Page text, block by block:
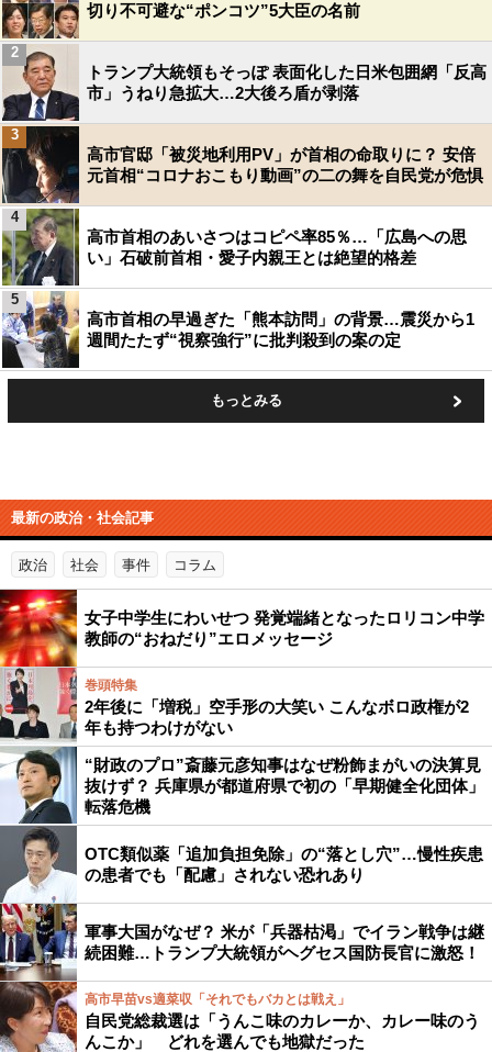
切り不可避な“ポンコツ”5大臣の名前
トランプ大統領もそっぽ 表面化した日米包囲網「反高
市」うねり急拡大…2大後ろ盾が剥落
2
高市官邸「被災地利用PV」が首相の命取りに？ 安倍
元首相“コロナおこもり動画”の二の舞を自民党が危惧
3
高市首相のあいさつはコピペ率85％…「広島への思
い」石破前首相・愛子内親王とは絶望的格差
4
高市首相の早過ぎた「熊本訪問」の背景…震災から1
週間たたず“視察強行”に批判殺到の案の定
5
もっとみる
最新の政治・社会記事
政治 社会 事件 コラム
女子中学生にわいせつ 発覚端緒となったロリコン中学
教師の“おねだり”エロメッセージ
巻頭特集
2年後に「増税」空手形の大笑い こんなボロ政権が2
年も持つわけがない
“財政のプロ”斎藤元彦知事はなぜ粉飾まがいの決算見
抜けず？ 兵庫県が都道府県で初の「早期健全化団体」
転落危機
OTC類似薬「追加負担免除」の“落とし穴”…慢性疾患
の患者でも「配慮」されない恐れあり
軍事大国がなぜ？ 米が「兵器枯渇」でイラン戦争は継
続困難…トランプ大統領がヘグセス国防長官に激怒！
高市早苗vs適菜収「それでもバカとは戦え」
自民党総裁選は「うんこ味のカレーか、カレー味のう
んこか」 どれを選んでも地獄だった